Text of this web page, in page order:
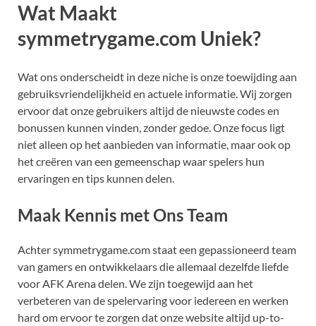
Wat Maakt
symmetrygame.com Uniek?
Wat ons onderscheidt in deze niche is onze toewijding aan
gebruiksvriendelijkheid en actuele informatie. Wij zorgen
ervoor dat onze gebruikers altijd de nieuwste codes en
bonussen kunnen vinden, zonder gedoe. Onze focus ligt
niet alleen op het aanbieden van informatie, maar ook op
het creëren van een gemeenschap waar spelers hun
ervaringen en tips kunnen delen.
Maak Kennis met Ons Team
Achter symmetrygame.com staat een gepassioneerd team
van gamers en ontwikkelaars die allemaal dezelfde liefde
voor AFK Arena delen. We zijn toegewijd aan het
verbeteren van de spelervaring voor iedereen en werken
hard om ervoor te zorgen dat onze website altijd up-to-